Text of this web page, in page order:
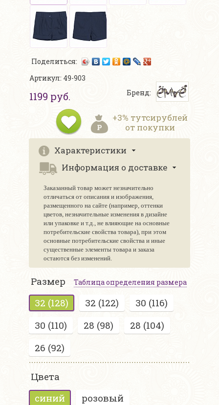
Поделиться:
Артикул: 49-903
1199 руб. Бренд:
+3% тутсирублей
от покупки
Характеристики
Информация о доставке
Заказанный товар может незначительно
отличаться от описания и изображения,
размещенного на сайте (например, оттенки
цветов, незначительные изменения в дизайне
или упаковке и т.д., не влияющие на основные
потребительские свойства товара), при этом
основные потребительские свойства и иные
существенные элементы товара и заказа
остаются без изменений.
Размер Таблица определения размера
32 (128) 32 (122)
30 (116)
30 (110)
28 (98)
28 (104)
26 (92)
Цвета
синий
розовый